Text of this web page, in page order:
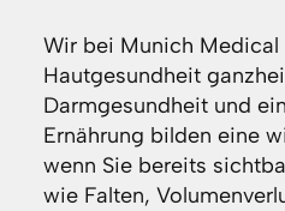
Wir bei Munich Medical
Hautgesundheit
Darmgesundheit und
Ernährung bilden eine
wenn Sie bereits
wie Falten,